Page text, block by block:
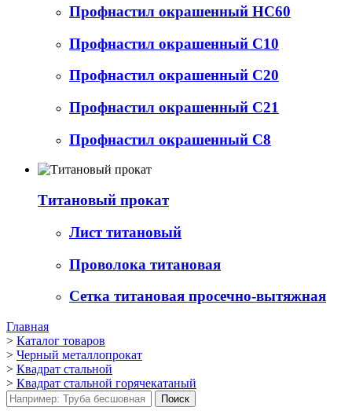
Профнастил окрашенный НС60
Профнастил окрашенный С10
Профнастил окрашенный С20
Профнастил окрашенный С21
Профнастил окрашенный С8
Титановый прокат
Лист титановый
Проволока титановая
Сетка титановая просечно-вытяжная
Главная
> Каталог товаров
> Черный металлопрокат
> Квадрат стальной
> Квадрат стальной горячекатаный